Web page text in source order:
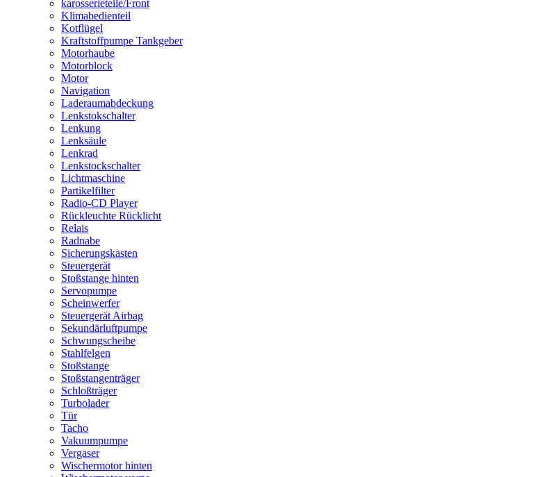
karosserieteile/Front
Klimabedienteil
Kotflügel
Kraftstoffpumpe Tankgeber
Motorhaube
Motorblock
Motor
Navigation
Laderaumabdeckung
Lenkstokschalter
Lenkung
Lenksäule
Lenkrad
Lenkstockschalter
Lichtmaschine
Partikelfilter
Radio-CD Player
Rückleuchte Rücklicht
Relais
Radnabe
Sicherungskasten
Steuergerät
Stoßstange hinten
Servopumpe
Scheinwerfer
Steuergerät Airbag
Sekundärluftpumpe
Schwungscheibe
Stahlfelgen
Stoßstange
Stoßstangenträger
Schloßträger
Turbolader
Tür
Tacho
Vakuumpumpe
Vergaser
Wischermotor hinten